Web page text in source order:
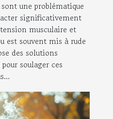
une problématique
significativement
musculaire et
est souvent mis à rude
des solutions
soulager ces